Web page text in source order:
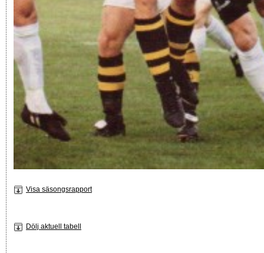
Visa säsongsrapport
Dölj aktuell tabell